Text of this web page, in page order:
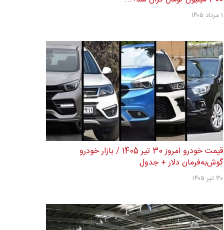
۱ مرداد ۱۴۰۵
قیمت خودرو امروز 30 تیر 1405 / بازار خودرو
گوش‌به‌فرمان دلار + جدول
۳۰ تیر ۱۴۰۵